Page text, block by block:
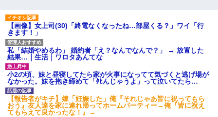
【画像】女上司(30)「終電なくなったね…部屋くる？」ワイ「行
きます！」
私「結婚やめるわ」 婚約者「え？なんでなんで？」 → 放置した
結果…｜生活｜ワロタあんてな
小2の頃、妹と昼寝してたら家が火事になってて気づくと逃げ場が
なかった。妹を抱き締めて「ﾀﾋんじゃうよ」って泣いてたら…
【報告者がキチ】嫁「妊娠した」俺『それじゃあ皆に祝ってもら
おう』友人達を家に連れ帰ってホームパーティー→俺『皆に祝え
てもらえて良かったな！』→